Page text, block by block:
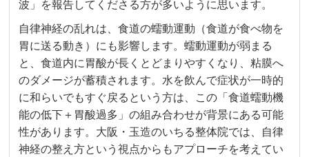
波」を報告してくださる方が多いように思います。
自律神経の乱れは、食道の蠕動運動（食道が食べ物を
胃に送る動き）にも影響します。蠕動運動が弱まる
と、食道内に胃酸が長くとどまりやすくなり、粘膜へ
のダメージが蓄積されます。水を飲んで症状が一時的
に和らいでもすぐ戻るという方は、この「食道蠕動機
能の低下＋胃酸過多」の組み合わせが背景にある可能
性があります。大阪・玉造のいちる整体院では、自律
神経の整え方という視点からもアプローチを考えてい